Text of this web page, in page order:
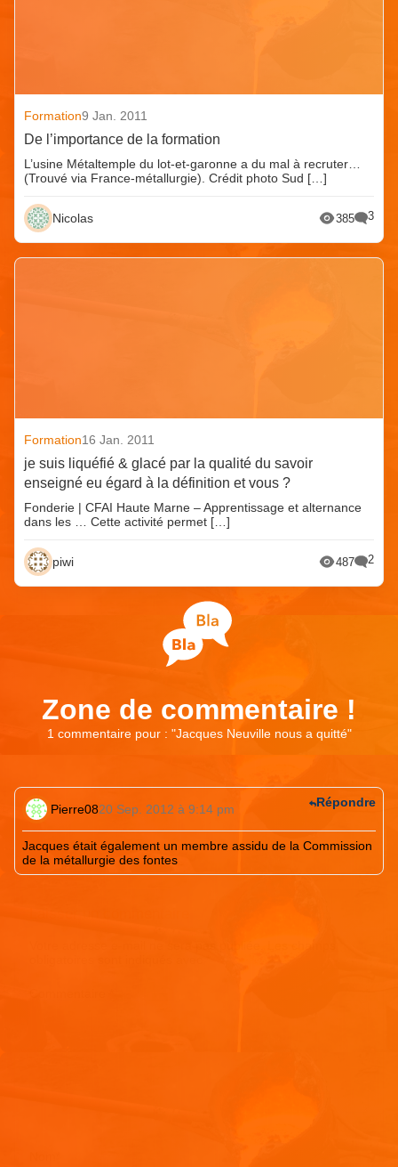
Formation9 Jan. 2011
De l’importance de la formation
L’usine Métaltemple du lot-et-garonne a du mal à recruter…
(Trouvé via France-métallurgie). Crédit photo Sud […]
Nicolas 385 3
Formation16 Jan. 2011
je suis liquéfié & glacé par la qualité du savoir
enseigné eu égard à la définition et vous ?
Fonderie | CFAI Haute Marne – Apprentissage et alternance
dans les … Cette activité permet […]
piwi 487 2
Zone de commentaire !
1 commentaire pour : "Jacques Neuville nous a quitté"
Pierre0820 Sep. 2012 à 9:14 pm
Jacques était également un membre assidu de la Commission
de la métallurgie des fontes
Répondre